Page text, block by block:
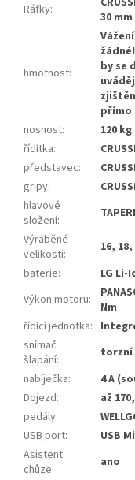
Ráfky:
30 mm
hmotnost:
by se
přímo
nosnost:
120 kg
řídítka:
představec:
gripy:
hlavové
složení:
Výráběné
velikosti:
16, 18,
baterie:
LG Li-
Výkon motoru:
Nm
řídící jednotka:
snímač
šlapání:
torzní
nabíječka:
4 A
Dojezd:
až
pedály:
USB port:
USB
Asistent
chůze:
ano